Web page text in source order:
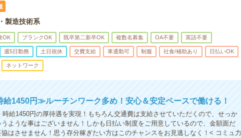
製造技術系
OK ブランクOK 既卒第二新卒OK 複数名募集 OA不要 英語不要
週5日勤務 土日祝休 交費支給 車通勤可 制服 社食/補助あり 日払いOK
ネットワーク
1450円≫ルーチンワーク多め！安心＆安定ペースで働ける！
給1450円の厚待遇を実現！もちろん交通費は支給させていただくので、せっか
ような事はございません！しかも日払い制度をご用意しているので、金額面だ
はさせません！思う存分稼ぎたい方はこのチャンスをお見逃しなく！< コミュ力